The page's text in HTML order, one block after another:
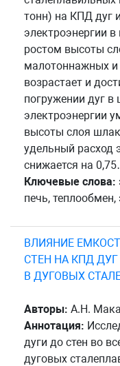
тонн) на КПД дуг
электроэнергии в
ростом высоты
малотоннажных и
возрастает и
погружении дуг в
электроэнергии
высоты слоя
удельный расход
снижается на
Ключевые слова:
печь,
ВЛИЯНИЕ
СТЕН НА КПД
В ДУГОВЫХ
Авторы: А.Н.
Аннотация:
дуги до стен во
дуговых